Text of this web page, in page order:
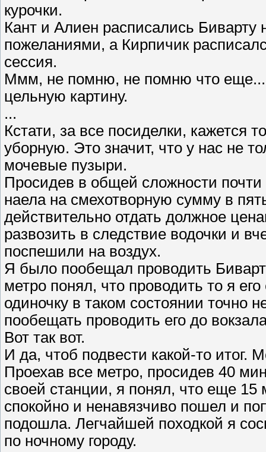
курочки.
Кант и Алиен расписались
пожеланиями, а Кирпичик
сессия.
Ммм, не помню, не помню что еще...
цельную картину.
...
Кстати, за все посиделки, кажется
уборную. Это значит, что у нас не
мочевые пузыри.
Просидев в общей сложности
наела на смехотворную сумму в
действительно отдать должное
развозить в следствие водочки и
поспешили на воздух.
Я было пообещал проводить
метро понял, что проводить то я
одиночку в таком состоянии точно
пообещать проводить его до
Вот так вот.
И да, чтоб подвести какой-то итог.
Проехав все метро, просидев 40
своей станции, я понял, что еще
спокойно и ненавязчиво пошел и
подошла. Легчайшей походкой я
по ночному городу.